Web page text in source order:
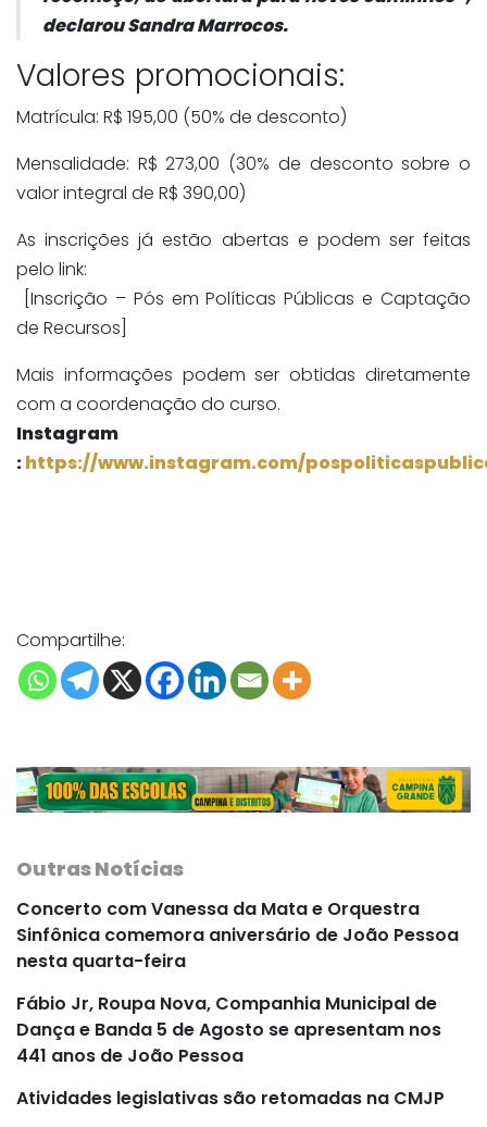
declarou Sandra Marrocos.
Valores promocionais:
Matrícula: R$ 195,00 (50% de desconto)
Mensalidade: R$ 273,00 (30% de desconto sobre o
valor integral de R$ 390,00)
As inscrições já estão abertas e podem ser feitas
pelo link:
[Inscrição – Pós em Políticas Públicas e Captação
de Recursos]
Mais informações podem ser obtidas diretamente
com a coordenação do curso.
Instagram
:https://www.instagram.com/
Compartilhe:
Outras Notícias
Concerto com Vanessa da Mata e Orquestra
Sinfônica comemora aniversário de João Pessoa
nesta quarta-feira
Fábio Jr, Roupa Nova, Companhia Municipal de
Dança e Banda 5 de Agosto se apresentam nos
441 anos de João Pessoa
Atividades legislativas são retomadas na CMJP